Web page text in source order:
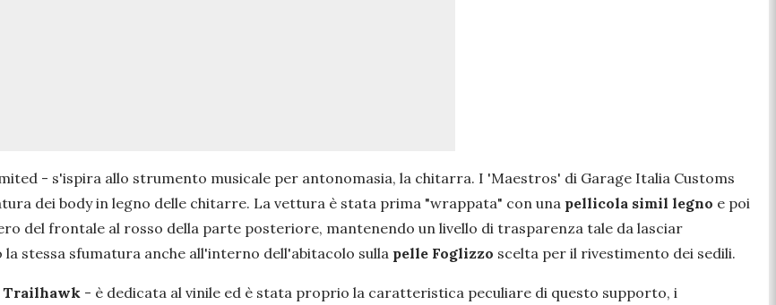
- s'ispira allo strumento musicale per antonomasia, la chitarra. I 'Maestros' di Garage Italia Customs
dei body in legno delle chitarre. La vettura è stata prima "wrappata" con una pellicola simil legno e poi
del frontale al rosso della parte posteriore, mantenendo un livello di trasparenza tale da lasciar
stessa sfumatura anche all'interno dell'abitacolo sulla pelle Foglizzo scelta per il rivestimento dei sedili.
Trailhawk - è dedicata al vinile ed è stata proprio la caratteristica peculiare di questo supporto, i